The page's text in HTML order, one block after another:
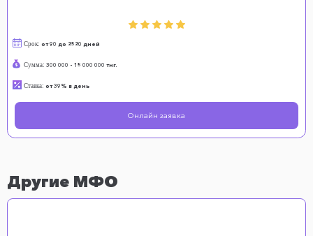
Срок: от 90 до 2520 дней
Сумма: 300 000 - 15 000 000 тнг.
Ставка: от 39% в день
Онлайн заявка
Другие МФО